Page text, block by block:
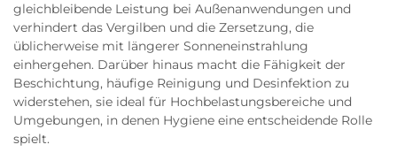
gleichbleibende Leistung bei Außenanwendungen und
verhindert das Vergilben und die Zersetzung, die
üblicherweise mit längerer Sonneneinstrahlung
einhergehen. Darüber hinaus macht die Fähigkeit der
Beschichtung, häufige Reinigung und Desinfektion zu
widerstehen, sie ideal für Hochbelastungsbereiche und
Umgebungen, in denen Hygiene eine entscheidende Rolle
spielt.